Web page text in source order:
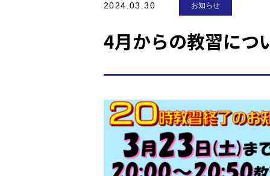
2024.03.30 お知らせ
4月からの教習につ